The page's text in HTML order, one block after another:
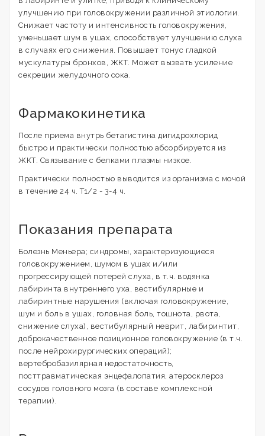
улучшению при головокружении различной этиологии.
Снижает частоту и интенсивность головокружения,
уменьшает шум в ушах, способствует улучшению слуха
в случаях его снижения. Повышает тонус гладкой
мускулатуры бронхов, ЖКТ. Может вызвать усиление
секреции желудочного сока.
Фармакокинетика
После приема внутрь бетагистина дигидрохлорид
быстро и практически полностью абсорбируется из
ЖКТ. Связывание с белками плазмы низкое.
Практически полностью выводится из организма с мочой
в течение 24 ч. T1/2 - 3-4 ч.
Показания препарата
Болезнь Меньера; синдромы, характеризующиеся
головокружением, шумом в ушах и/или
прогрессирующей потерей слуха, в т.ч. водянка
лабиринта внутреннего уха, вестибулярные и
лабиринтные нарушения (включая головокружение,
шум и боль в ушах, головная боль, тошнота, рвота,
снижение слуха), вестибулярный неврит, лабиринтит,
доброкачественное позиционное головокружение (в т.ч.
после нейрохирургических операций);
вертебробазилярная недостаточность,
посттравматическая энцефалопатия, атеросклероз
сосудов головного мозга (в составе комплексной
терапии).